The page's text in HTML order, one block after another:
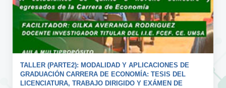
TALLER (PARTE2): MODALIDAD Y APLICACIONES DE
GRADUACIÓN CARRERA DE ECONOMÍA: TESIS DEL
LICENCIATURA, TRABAJO DIRIGIDO Y EXÁMEN DE